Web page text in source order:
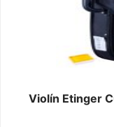
Violín Etinger